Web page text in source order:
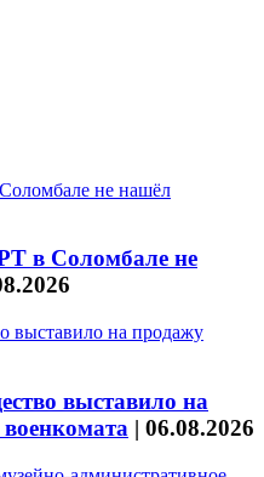
в Соломбале не
выставило на
| 06.08.2026